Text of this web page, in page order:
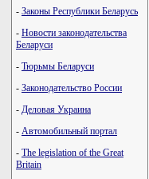
- Законы Республики Беларусь
- Новости законодательства
Беларуси
- Тюрьмы Беларуси
- Законодательство России
- Деловая Украина
- Автомобильный портал
- The legislation of the Great
Britain